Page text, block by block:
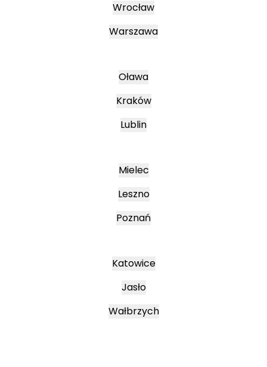
Wrocław
Warszawa
Oława
Kraków
Lublin
Mielec
Leszno
Poznań
Katowice
Jasło
Wałbrzych